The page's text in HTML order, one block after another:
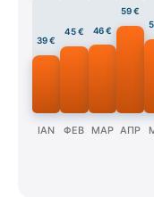
39 €
ΙΑΝ
45 €
ΦΕΒ
46 €
ΜΑΡ
59 €
ΑΠΡ